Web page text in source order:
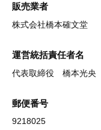
販売業者
株式会社橋本確文堂
運営統括責任者名
代表取締役 橋本光央
郵便番号
9218025